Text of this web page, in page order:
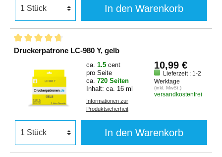
In den Warenkorb
Druckerpatrone LC-980 Y, gelb
ca. 1.5 cent
pro Seite
ca. 720 Seiten
Inhalt: ca. 16 ml
Informationen zur
Produktsicherheit
10,99 €
Lieferzeit : 1-2
Werktage
(inkl. MwSt.)
versandkostenfrei
In den Warenkorb